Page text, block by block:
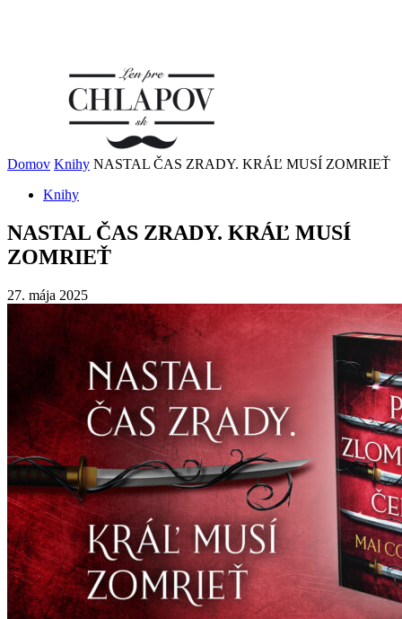
Domov Knihy NASTAL ČAS ZRADY. KRÁĽ MUSÍ ZOMRIEŤ
Knihy
NASTAL ČAS ZRADY. KRÁĽ MUSÍ
ZOMRIEŤ
27. mája 2025